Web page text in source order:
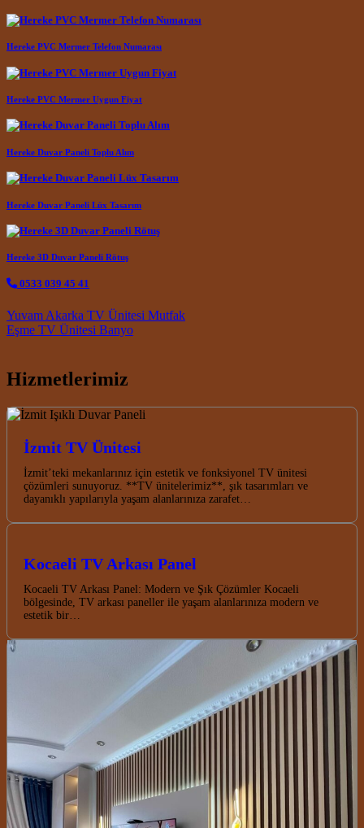
Hereke PVC Mermer Telefon Numarası
Hereke PVC Mermer Uygun Fiyat
Hereke Duvar Paneli Toplu Alım
Hereke Duvar Paneli Lüx Tasarım
Hereke 3D Duvar Paneli Rötuş
0533 039 45 41
Post navigation
Yuvam Akarka TV Ünitesi Mutfak
Eşme TV Ünitesi Banyo
Hizmetlerimiz
İzmit TV Ünitesi
İzmit’teki mekanlarınız için estetik ve fonksiyonel TV ünitesi
çözümleri sunuyoruz. **TV ünitelerimiz**, şık tasarımları ve
dayanıklı yapılarıyla yaşam alanlarınıza zarafet…
Kocaeli TV Arkası Panel
Kocaeli TV Arkası Panel: Modern ve Şık Çözümler Kocaeli
bölgesinde, TV arkası paneller ile yaşam alanlarınıza modern ve
estetik bir…